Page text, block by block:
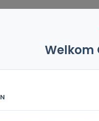
vademecum
Welkom